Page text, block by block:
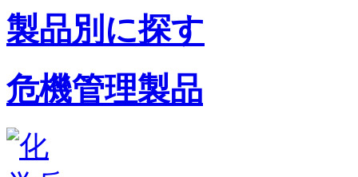
製品別に探す
危機管理製品